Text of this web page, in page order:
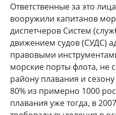
Ответственные за это
вооружили капитанов
диспетчеров Систем
движением судов (СУДС)
правовыми
морские порты флота, не
району плавания и
80% из примерно 1000
плавания уже тогда, в